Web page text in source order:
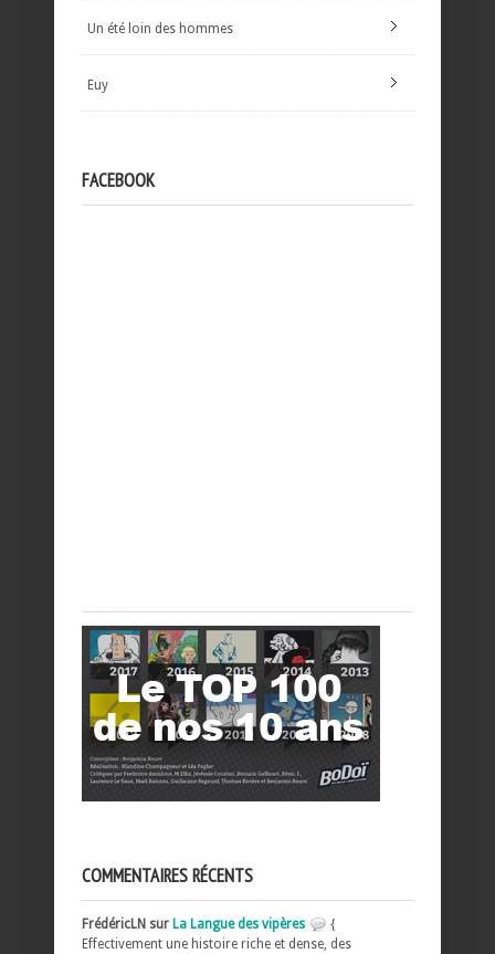
Un été loin des hommes
Euy
FACEBOOK
COMMENTAIRES RÉCENTS
FrédéricLN sur La Langue des vipères
{
Effectivement une histoire riche et dense, des